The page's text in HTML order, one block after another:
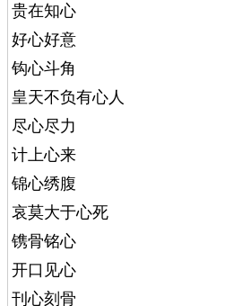
贵在知心
好心好意
钩心斗角
皇天不负有心人
尽心尽力
计上心来
锦心绣腹
哀莫大于心死
镌骨铭心
开口见心
刊心刻骨